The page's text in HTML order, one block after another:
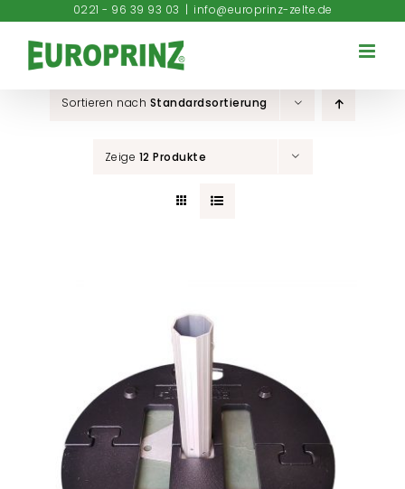
Inhalt
springen
0221 - 96 39 93 03 | info@europrinz-zelte.de
Sortieren nach Standardsortierung
Zeige 12 Produkte